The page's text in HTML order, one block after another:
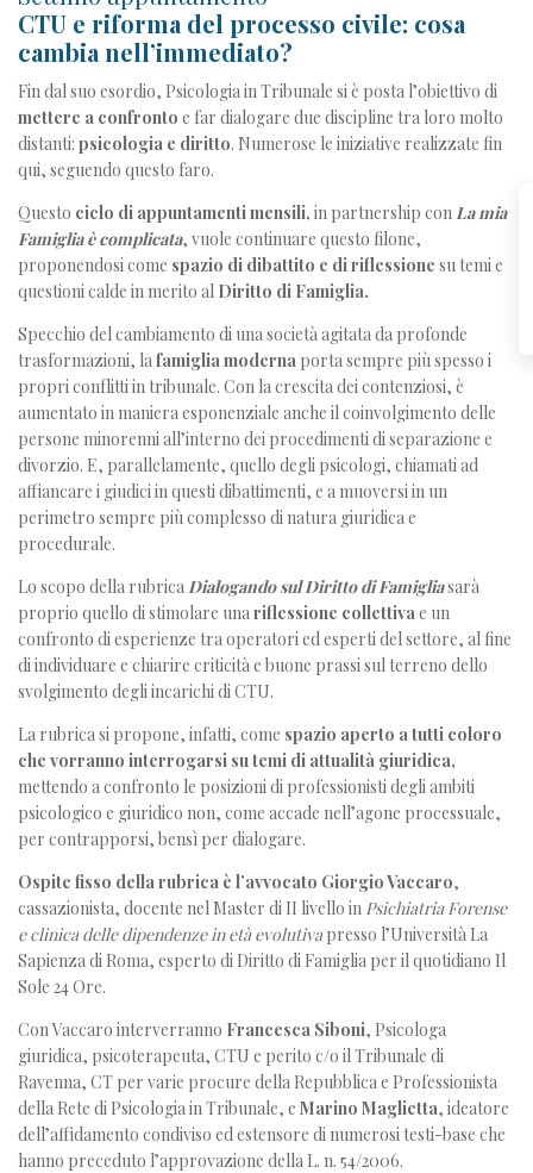
CTU e riforma del processo civile: cosa
cambia nell’immediato?
Fin dal suo esordio, Psicologia in Tribunale si è posta l’obiettivo di
mettere a confronto e far dialogare due discipline tra loro molto
distanti: psicologia e diritto. Numerose le iniziative realizzate fin
qui, seguendo questo faro.
Questo ciclo di appuntamenti mensili, in partnership con La mia
Famiglia è complicata, vuole continuare questo filone,
proponendosi come spazio di dibattito e di riflessione su temi e
questioni calde in merito al Diritto di Famiglia.
Specchio del cambiamento di una società agitata da profonde
trasformazioni, lafamiglia moderna porta sempre più spesso i
propri conflitti in tribunale. Con la crescita dei contenziosi, è
aumentato in maniera esponenziale anche il coinvolgimento delle
persone minorenni all’interno dei procedimenti di separazione e
divorzio. E, parallelamente, quello degli psicologi, chiamati ad
affiancare i giudici in questi dibattimenti, e a muoversi in un
perimetro sempre più complesso di natura giuridica e
procedurale.
Lo scopo della rubrica Dialogando sul Diritto di Famigliasarà
proprio quello di stimolare unariflessione collettivae un
confronto di esperienze tra operatori ed esperti del settore, al fine
di individuare e chiarire criticità e buone prassi sul terreno dello
svolgimento degli incarichi di CTU.
La rubrica si propone, infatti, come spazio aperto a tutti coloro
che vorranno interrogarsi su temi di attualità giuridica,
mettendo a confronto le posizioni di professionisti degli ambiti
psicologico e giuridico non, come accade nell’agone processuale,
per contrapporsi, bensì per dialogare.
Ospite fisso della rubrica è l’avvocato Giorgio Vaccaro,
cassazionista, docente nel Master di II livello in Psichiatria Forense
e clinica delle dipendenze in età evolutiva presso l’Università La
Sapienza di Roma, esperto di Diritto di Famiglia per il quotidiano Il
Sole 24 Ore.
Con Vaccaro interverranno Francesca Siboni, Psicologa
giuridica, psicoterapeuta, CTU e perito c/o il Tribunale di
Ravenna, CT per varie procure della Repubblica e Professionista
della Rete di Psicologia in Tribunale, e Marino Maglietta, ideatore
dell’affidamento condiviso ed estensore di numerosi testi-base che
hanno preceduto l’approvazione della L. n. 54/2006.